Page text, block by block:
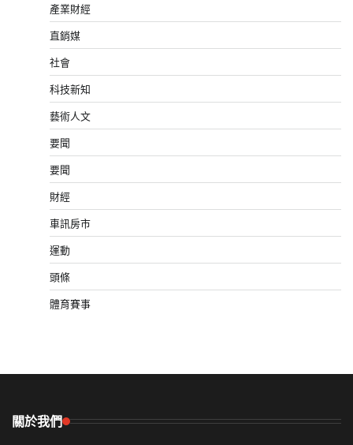
產業財經
直銷媒
社會
科技新知
藝術人文
要聞
要聞
財經
車訊房市
運動
頭條
體育賽事
關於我們